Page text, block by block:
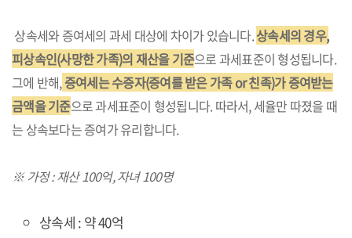
상속세와 증여세의 과세 대상에 차이가 있습니다.상속세의 경우,
피상속인(사망한 가족)의 재산을 기준으로 과세표준이 형성됩니다.
그에 반해,증여세는 수증자(증여를 받은 가족 or 친족)가 증여받는
금액을 기준으로 과세표준이 형성됩니다. 따라서, 세율만 따졌을 때
는 상속보다는 증여가 유리합니다.
※ 가정 : 재산 100억, 자녀 100명
상속세 : 약 40억